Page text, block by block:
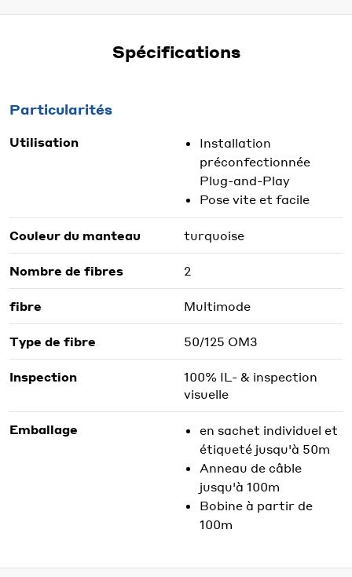
Spécifications
Particularités
Utilisation
Installation
préconfectionnée
Plug-and-Play
Pose vite et facile
Couleur du manteau turquoise
Nombre de fibres 2
fibre Multimode
Type de fibre 50/125 OM3
Inspection
100% IL- & inspection
visuelle
Emballage
en sachet individuel et
étiqueté jusqu'à 50m
Anneau de câble
jusqu'à 100m
Bobine à partir de
100m